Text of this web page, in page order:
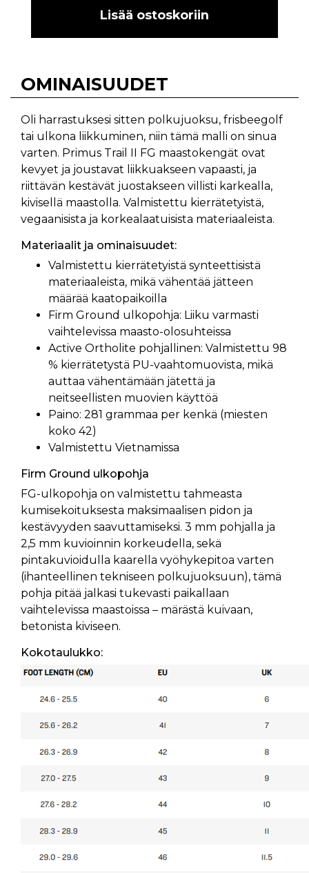
Lisää ostoskoriin
OMINAISUUDET
Oli harrastuksesi sitten polkujuoksu, frisbeegolf
tai ulkona liikkuminen, niin tämä malli on sinua
varten. Primus Trail II FG maastokengät ovat
kevyet ja joustavat liikkuakseen vapaasti, ja
riittävän kestävät juostakseen villisti karkealla,
kivisellä maastolla. Valmistettu kierrätetyistä,
vegaanisista ja korkealaatuisista materiaaleista.
Materiaalit ja ominaisuudet:
Valmistettu kierrätetyistä synteettisistä
materiaaleista, mikä vähentää jätteen
määrää kaatopaikoilla
Firm Ground ulkopohja: Liiku varmasti
vaihtelevissa maasto-olosuhteissa
Active Ortholite pohjallinen: Valmistettu 98
% kierrätetystä PU-vaahtomuovista, mikä
auttaa vähentämään jätettä ja
neitseellisten muovien käyttöä
Paino: 281 grammaa per kenkä (miesten
koko 42)
Valmistettu Vietnamissa
Firm Ground ulkopohja
FG-ulkopohja on valmistettu tahmeasta
kumisekoituksesta maksimaalisen pidon ja
kestävyyden saavuttamiseksi. 3 mm pohjalla ja
2,5 mm kuvioinnin korkeudella, sekä
pintakuvioidulla kaarella vyöhykepitoa varten
(ihanteellinen tekniseen polkujuoksuun), tämä
pohja pitää jalkasi tukevasti paikallaan
vaihtelevissa maastoissa – märästä kuivaan,
betonista kiviseen.
Kokotaulukko: